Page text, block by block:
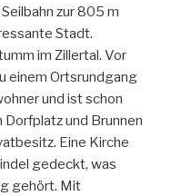
zur 805 m
Stadt.
im Zillertal. Vor
einem Ortsrundgang
und ist schon
und Brunnen
Eine Kirche
gedeckt, was
gehört. Mit